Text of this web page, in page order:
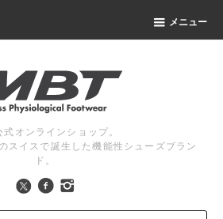
メニュー
式オンラインショップ。
スイスで誕生した機能性シューズブラン
ド。